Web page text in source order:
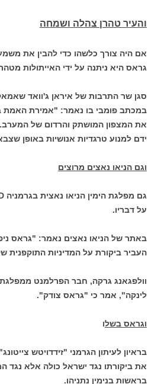
והעיר טהרן צהלה ושמחה
אם היה צורך כלשהו כדי להבין את
גראס היא ניתנה על ידי האייתולות
סגן שר התרבות של איראן ג'וואד
במכתב פומבי בו נאמר: "אמירת האמת
את המצפון המושתק והרדום של המערב.
ידם למנוע טרגדיות אנושיות באופן
וגם הניאו נאצים מרוצים
על דבריו.
באתר של הניאו נאצים נאמר: "גראס
העביר ביקורת על המדיניות התוקפנית
וולפגאנג גרקה, חבר הפרלמנט
לינקה", אמר כי "גראס צודק".
וגראס בשלו
בראיון לעיתון הגרמני "זידדויטש
את ביקורתו נגד ישראל כולה אלא נגד
בראשות בנימין נתניהו.